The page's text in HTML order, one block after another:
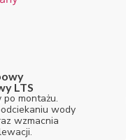
LTS
montażu.
wody
wzmacnia